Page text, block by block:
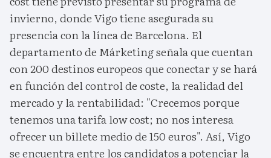
invierno, donde Vigo tiene asegurada su
presencia con la línea de Barcelona. El
departamento de Márketing señala que cuentan
con 200 destinos europeos que conectar y se hará
en función del control de coste, la realidad del
mercado y la rentabilidad: "Crecemos porque
tenemos una tarifa low cost; no nos interesa
ofrecer un billete medio de 150 euros". Así, Vigo
se encuentra entre los candidatos a potenciar la